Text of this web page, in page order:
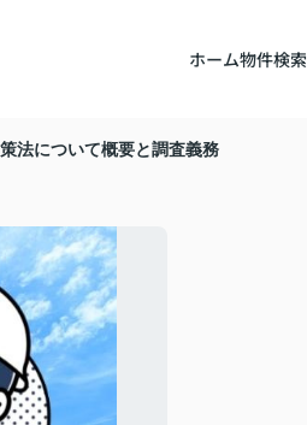
ホーム物件検索
法について概要と調査義務